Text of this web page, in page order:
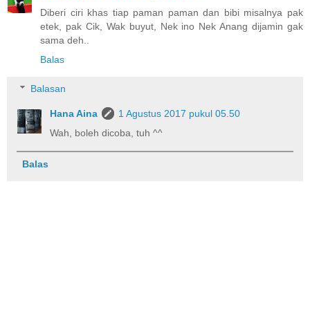
Diberi ciri khas tiap paman paman dan bibi misalnya pak
etek, pak Cik, Wak buyut, Nek ino Nek Anang dijamin gak
sama deh..
Balas
Balasan
Hana Aina
1 Agustus 2017 pukul 05.50
Wah, boleh dicoba, tuh ^^
Balas